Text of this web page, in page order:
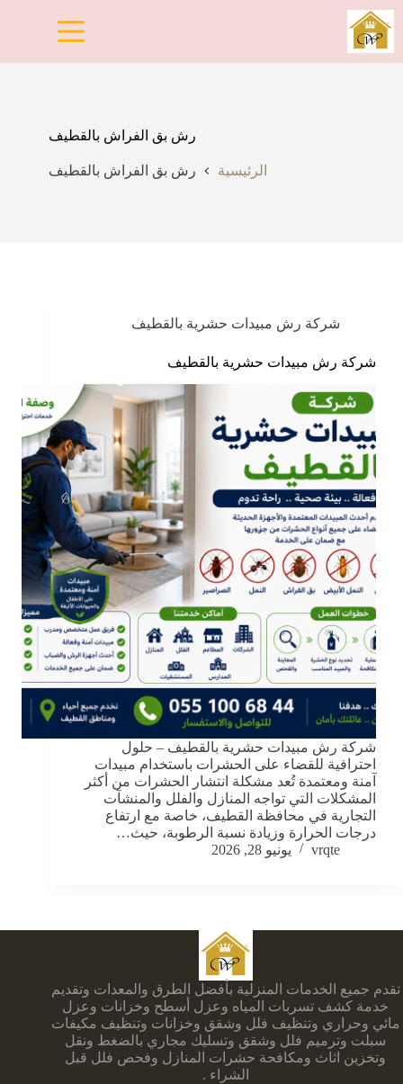
التجاوز
إلى
المحتوى
رش بق الفراش بالقطيف
الرئيسية رش بق الفراش بالقطيف
شركة رش مبيدات حشرية بالقطيف
شركة رش مبيدات حشرية بالقطيف
شركة رش مبيدات حشرية بالقطيف – حلول
احترافية للقضاء على الحشرات باستخدام مبيدات
آمنة ومعتمدة تُعد مشكلة انتشار الحشرات من أكثر
المشكلات التي تواجه المنازل والفلل والمنشآت
التجارية في محافظة القطيف، خاصة مع ارتفاع
درجات الحرارة وزيادة نسبة الرطوبة، حيث…
vrqte
يونيو 28, 2026
تقدم جميع الخدمات المنزلية بأفضل الطرق والمعدات وتقديم
خدمة كشف تسربات المياه وعزل أسطح وخزانات وعزل
مائي وحراري وتنظيف فلل وشقق وخزانات وتنظيف مكيفات
سبلت وترميم فلل وشقق وتسليك مجاري بالضغط ونقل
وتخزين اثاث ومكافحة حشرات المنازل وفحص فلل قبل
الشراء .